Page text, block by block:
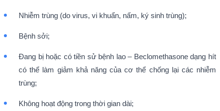
Nhiễm trùng (do virus, vi khuẩn, nấm, ký sinh trùng);
Bệnh sởi;
Đang bị hoặc có tiền sử bệnh lao – Beclomethasone dạng hít
có thể làm giảm khả năng của cơ thể chống lại các nhiễm
trùng;
Không hoạt động trong thời gian dài;